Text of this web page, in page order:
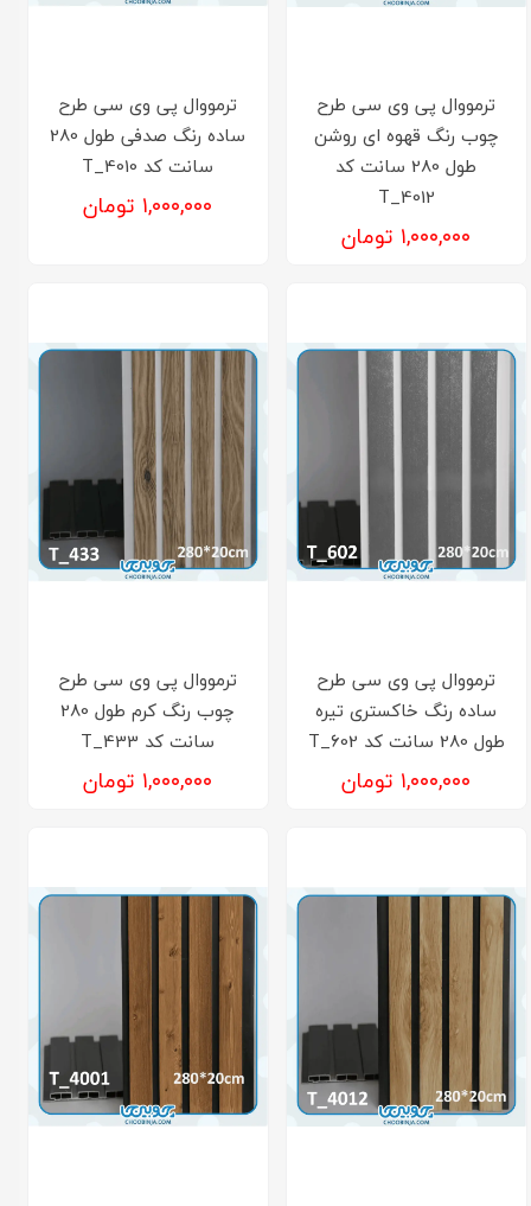
ترمووال پی وی سی طرح
چوب رنگ قهوه ای روشن
طول 280 سانت کد
T_4012
۱,۰۰۰,۰۰۰ تومان
ترمووال پی وی سی طرح
ساده رنگ صدفی طول 280
سانت کد T_4010
۱,۰۰۰,۰۰۰ تومان
ترمووال پی وی سی طرح
ساده رنگ خاکستری تیره
طول 280 سانت کد T_602
۱,۰۰۰,۰۰۰ تومان
ترمووال پی وی سی طرح
چوب رنگ کرم طول 280
سانت کد T_433
۱,۰۰۰,۰۰۰ تومان